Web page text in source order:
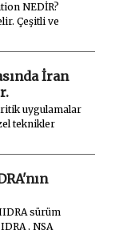
NEDİR?
Çeşitli ve
İran
uygulamalar
teknikler
sürüm
, NSA